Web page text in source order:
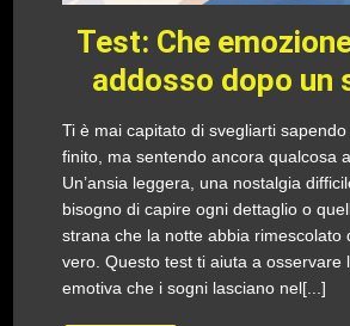
Test: Che
addosso dopo un
Ti è mai capitato di svegliarti
finito, ma sentendo ancora qualcosa
Un’ansia leggera, una nostalgia
bisogno di capire ogni dettaglio o
strana che la notte abbia rimescolato
vero. Questo test ti aiuta a osservare
emotiva che i sogni lasciano nel[...]